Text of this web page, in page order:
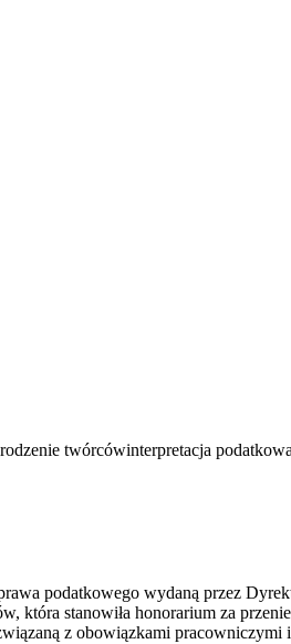
twórcówinterpretacja podatkowa
podatkowego wydaną przez
która stanowiła honorarium za
z obowiązkami